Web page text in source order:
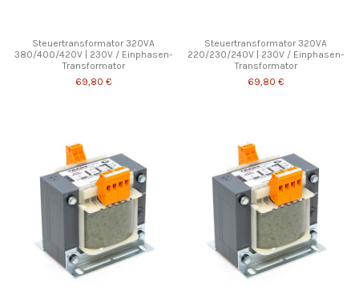
Steuertransformator 320VA
380/400/420V | 230V / Einphasen-
Transformator
69,80 €
Steuertransformator 320VA
220/230/240V | 230V / Einphasen-
Transformator
69,80 €